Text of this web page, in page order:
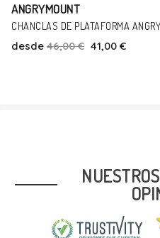
ANGRYMOUNT
CHANCLAS DE PLATAFORMA
desde 46,00 € 41,00 €